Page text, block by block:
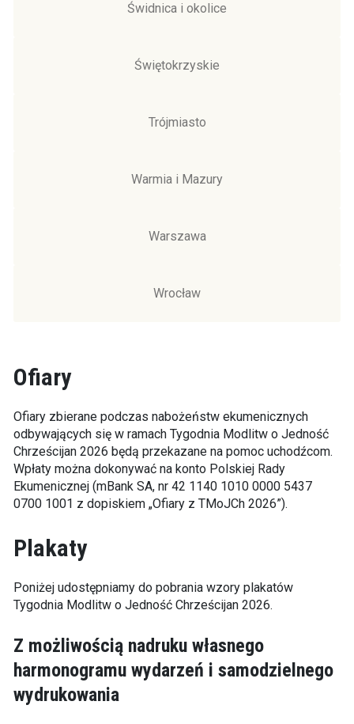
Świdnica i okolice
Świętokrzyskie
Trójmiasto
Warmia i Mazury
Warszawa
Wrocław
Ofiary
Ofiary zbierane podczas nabożeństw ekumenicznych
odbywających się w ramach Tygodnia Modlitw o Jedność
Chrześcijan 2026 będą przekazane na pomoc uchodźcom.
Wpłaty można dokonywać na konto Polskiej Rady
Ekumenicznej (mBank SA, nr 42 1140 1010 0000 5437
0700 1001 z dopiskiem „Ofiary z TMoJCh 2026”).
Plakaty
Poniżej udostępniamy do pobrania wzory plakatów
Tygodnia Modlitw o Jedność Chrześcijan 2026.
Z możliwością nadruku własnego
harmonogramu wydarzeń i samodzielnego
wydrukowania